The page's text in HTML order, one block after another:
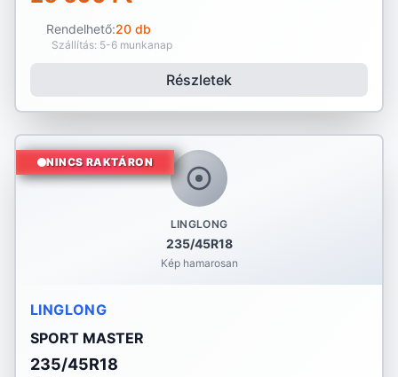
Rendelhető:20 db
Szállítás: 5-6 munkanap
Részletek
LINGLONG
235/45R18
Kép hamarosan
NINCS RAKTÁRON
LINGLONG
SPORT MASTER
235/45R18